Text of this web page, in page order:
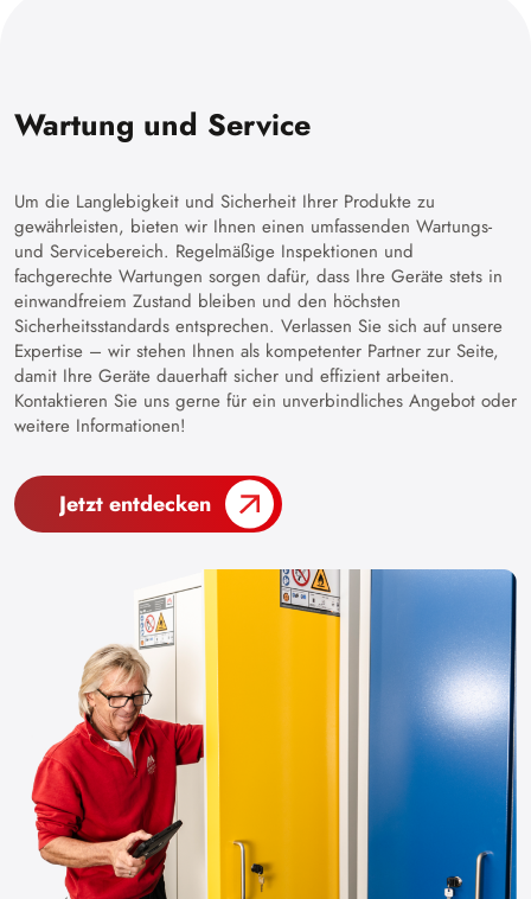
Wartung und Service
Um die Langlebigkeit und Sicherheit Ihrer Produkte zu
gewährleisten, bieten wir Ihnen einen umfassenden Wartungs-
und Servicebereich. Regelmäßige Inspektionen und
fachgerechte Wartungen sorgen dafür, dass Ihre Geräte stets in
einwandfreiem Zustand bleiben und den höchsten
Sicherheitsstandards entsprechen. Verlassen Sie sich auf unsere
Expertise – wir stehen Ihnen als kompetenter Partner zur Seite,
damit Ihre Geräte dauerhaft sicher und effizient arbeiten.
Kontaktieren Sie uns gerne für ein unverbindliches Angebot oder
weitere Informationen!
Jetzt entdecken